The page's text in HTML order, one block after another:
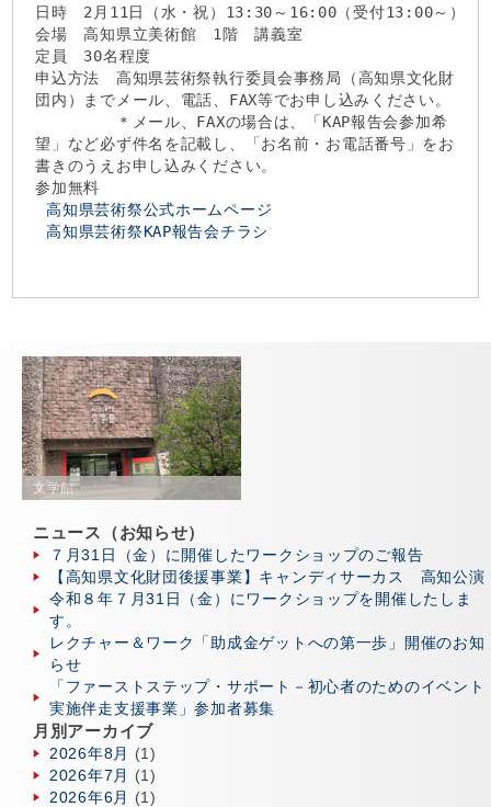
日時 2月11日（水・祝）13:30～16:00（受付13:00～）
会場 高知県立美術館 1階 講義室
定員 30名程度
申込方法 高知県芸術祭執行委員会事務局（高知県文化財
団内）までメール、電話、FAX等でお申し込みください。
＊メール、FAXの場合は、「KAP報告会参加希
望」など必ず件名を記載し、「お名前・お電話番号」をお
書きのうえお申し込みください。
参加無料
高知県芸術祭公式ホームページ
高知県芸術祭KAP報告会チラシ
文学館
ニュース（お知らせ）
７月31日（金）に開催したワークショップのご報告
【高知県文化財団後援事業】キャンディサーカス 高知公演
令和８年７月31日（金）にワークショップを開催したしま
す。
レクチャー＆ワーク「助成金ゲットへの第一歩」開催のお知
らせ
「ファーストステップ・サポート－初心者のためのイベント
実施伴走支援事業」参加者募集
月別アーカイブ
2026年8月
(1)
2026年7月
(1)
2026年6月
(1)